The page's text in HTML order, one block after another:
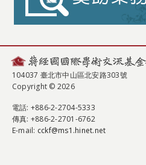
104037 臺北市中山區北安路303號
Copyright © 2026
電話: +886-2-2704-5333
傳真: +886-2-2701-6762
E-mail: cckf@ms1.hinet.net